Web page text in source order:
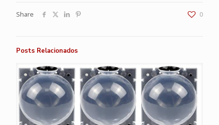
Share 0
Posts Relacionados